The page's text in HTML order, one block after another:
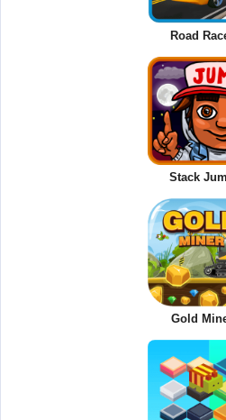
Road
Stack
Gold